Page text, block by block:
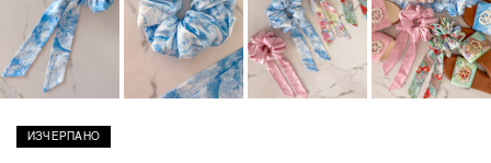
ИЗЧЕРПАНО